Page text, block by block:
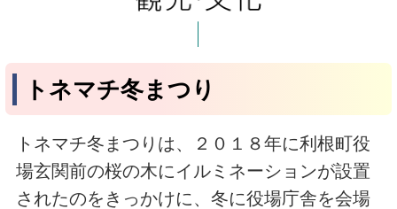
トネマチ冬まつり
トネマチ冬まつりは、２０１８年に利根町役
場玄関前の桜の木にイルミネーションが設置
されたのをきっかけに、冬に役場庁舎を会場